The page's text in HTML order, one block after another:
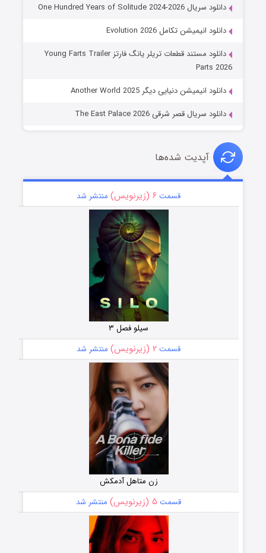
دانلود سریال One Hundred Years of Solitude 2024-2026
دانلود انیمیشن تکامل Evolution 2026
دانلود مستند قطعات تریلر یانگ فارتز Young Farts Trailer
Parts 2026
دانلود انیمیشن دنیایی دیگر Another World 2025
دانلود سریال قصر شرقی The East Palace 2026
آپدیت شده‌ها
قسمت ۶ (زیرنویس) منتشر شد
سیلو فصل ۳
قسمت ۲ (زیرنویس) منتشر شد
زن متاهل آدمکش
قسمت ۵ (زیرنویس) منتشر شد